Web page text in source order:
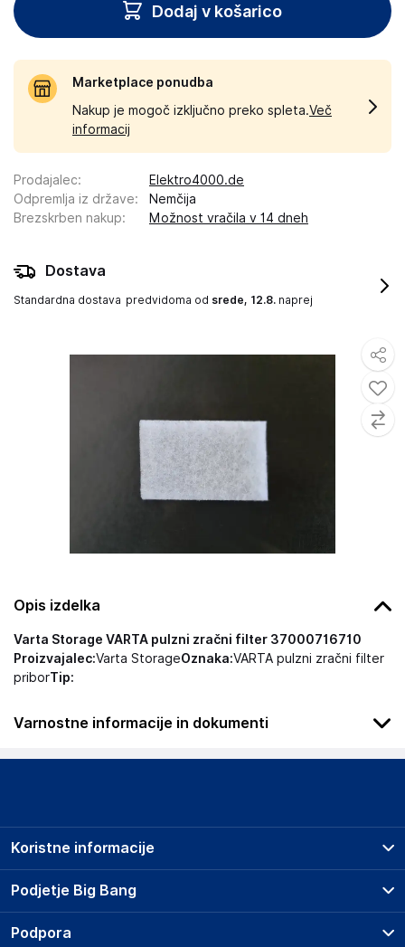
Opis izdelka
Varta Storage VARTA pulzni zračni filter 37000716710
Proizvajalec:Varta StorageOznaka:VARTA pulzni zračni filter
priborTip:
Varnostne informacije in dokumenti
Podatki o proizvajalcu
VARTA Consumer Batteries GmbH & Co. KGaA
DE
Dodaj v košarico
Marketplace ponudba
Nakup je mogoč izključno preko spleta.Več
informacij
Prodajalec:
Elektro4000.de
Odpremlja iz države:
Nemčija
Brezskrben nakup: Možnost vračila v 14 dneh
Dostava
Standardna dostava predvidoma od srede, 12.8. naprej
Podjetje Big Bang
O podjetju
Koristne informacije
Prodajna mesta
Storitve
Podpora